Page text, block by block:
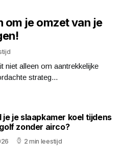
om je omzet van je
niet alleen om aantrekkelijke
strateg...
je je slaapkamer koel tijdens
zonder airco?
2 min leestijd